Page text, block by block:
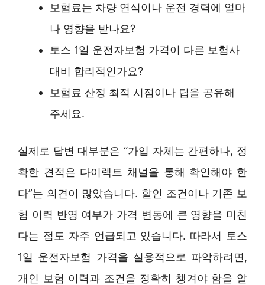
보험료는 차량 연식이나 운전 경력에 얼마
나 영향을 받나요?
토스 1일 운전자보험 가격이 다른 보험사
대비 합리적인가요?
보험료 산정 최적 시점이나 팁을 공유해
주세요.
실제로 답변 대부분은 “가입 자체는 간편하나, 정
확한 견적은 다이렉트 채널을 통해 확인해야 한
다”는 의견이 많았습니다. 할인 조건이나 기존 보
험 이력 반영 여부가 가격 변동에 큰 영향을 미친
다는 점도 자주 언급되고 있습니다. 따라서 토스
1일 운전자보험 가격을 실용적으로 파악하려면,
개인 보험 이력과 조건을 정확히 챙겨야 함을 알